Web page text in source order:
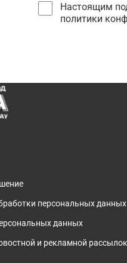
Настоящим
политики
персональных данных
данных
и рекламной рассылок